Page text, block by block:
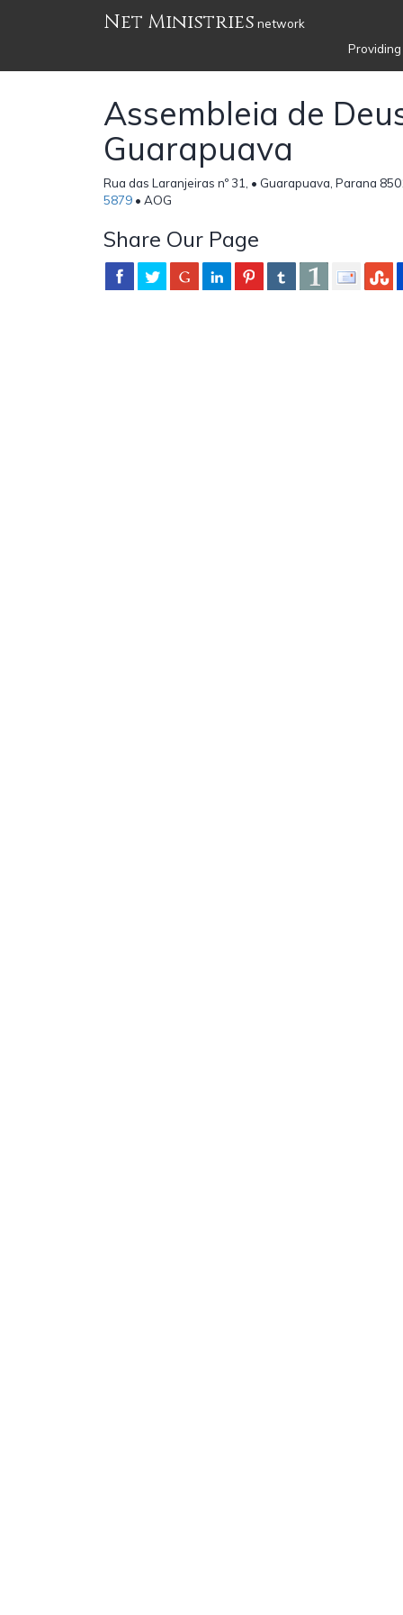
Net Ministries network
Assembleia de
Guarapuava
Rua das Laranjeiras nº 31, • Guarapuava, Parana
5879 • AOG
Share Our Page